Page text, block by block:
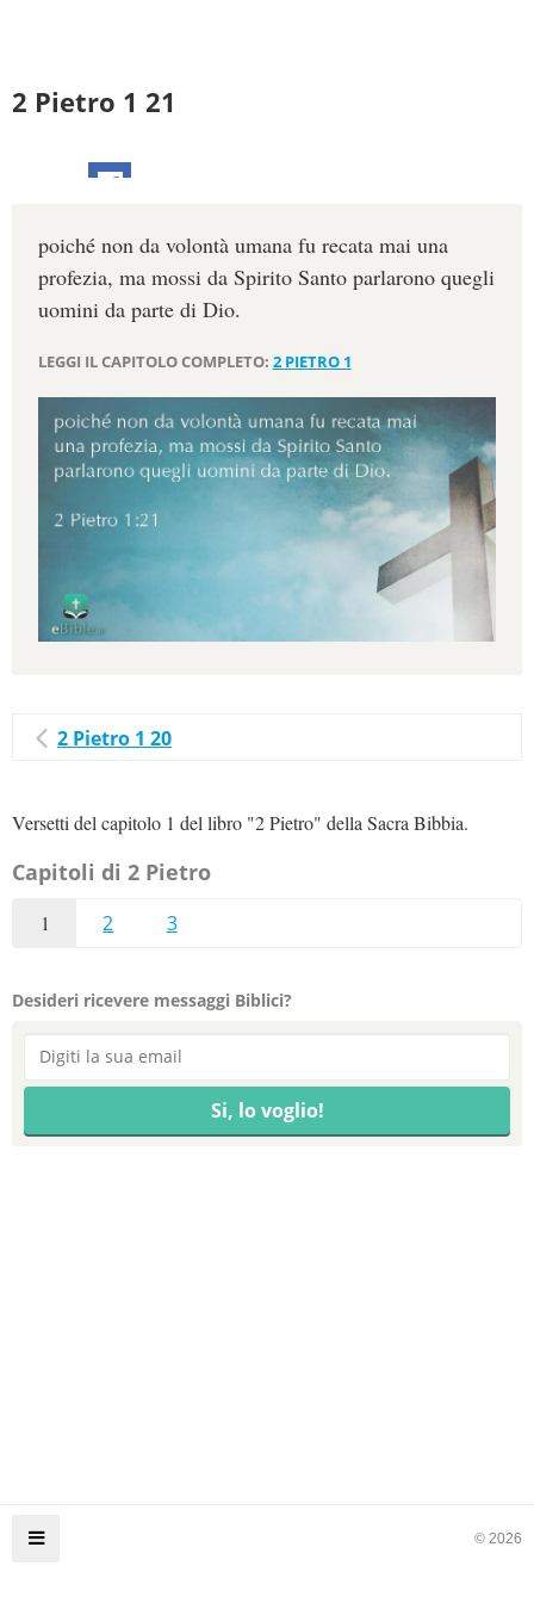
2 Pietro 1 21
poiché non da volontà umana fu recata mai una
profezia, ma mossi da Spirito Santo parlarono quegli
uomini da parte di Dio.
LEGGI IL CAPITOLO COMPLETO: 2 PIETRO 1
2 Pietro 1 20
Versetti del capitolo 1 del libro "2 Pietro" della Sacra Bibbia.
Capitoli di 2 Pietro
1 2 3
Desideri ricevere messaggi Biblici?
© 2026